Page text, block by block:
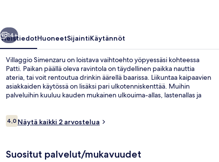
Seuraava
14+
YleistiedotHuoneetSijaintiKäytännöt
Villaggio Simenzaru on loistava vaihtoehto yöpyessäsi kohteessa
Patti. Paikan päällä oleva ravintola on täydellinen paikka nauttia
ateria, tai voit rentoutua drinkin äärellä baarissa. Liikuntaa kaipaavien
asiakkaiden käytössä on lisäksi pari ulkotenniskenttää. Muihin
palveluihin kuuluu kauden mukainen ulkouima-allas, lastenallas ja
Arvostelut
4,04,0 kautta 10.
Näytä kaikki 2 arvostelua
Suositut palvelut/mukavuudet